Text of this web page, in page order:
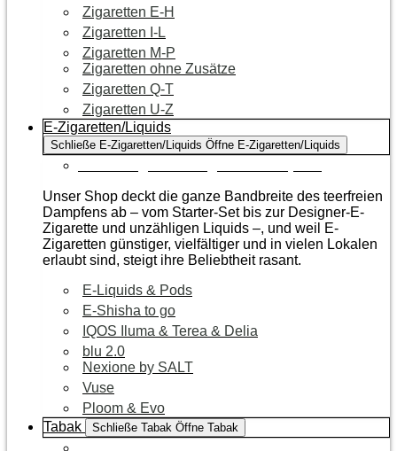
Zigaretten E-H
Zigaretten I-L
Zigaretten M-P
Zigaretten ohne Zusätze
Zigaretten Q-T
Zigaretten U-Z
E-Zigaretten/Liquids
Schließe E-Zigaretten/Liquids Öffne E-Zigaretten/Liquids
Unser Shop deckt die ganze Bandbreite des teerfreien
Dampfens ab – vom Starter-Set bis zur Designer-E-
Zigarette und unzähligen Liquids –, und weil E-
Zigaretten günstiger, vielfältiger und in vielen Lokalen
erlaubt sind, steigt ihre Beliebtheit rasant.
E-Liquids & Pods
E-Shisha to go
IQOS Iluma & Terea & Delia
blu 2.0
Nexione by SALT
Vuse
Ploom & Evo
Tabak
Schließe Tabak Öffne Tabak